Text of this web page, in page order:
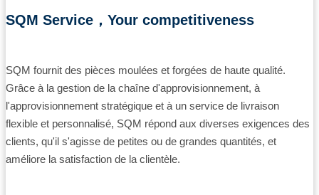
SQM Service，Your competitiveness
SQM fournit des pièces moulées et forgées de haute qualité.
Grâce à la gestion de la chaîne d'approvisionnement, à
l'approvisionnement stratégique et à un service de livraison
flexible et personnalisé, SQM répond aux diverses exigences des
clients, qu'il s'agisse de petites ou de grandes quantités, et
améliore la satisfaction de la clientèle.